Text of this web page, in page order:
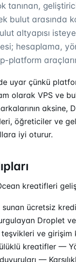
geliştirici
bulut arasında
altyapısı
hesaplama,
platform
uyar çünkü
olarak VPS ve
öğreticiler ve
iyi oturur.
kreatifleri
ücretsiz
Droplet
ve
kreatifler —
—